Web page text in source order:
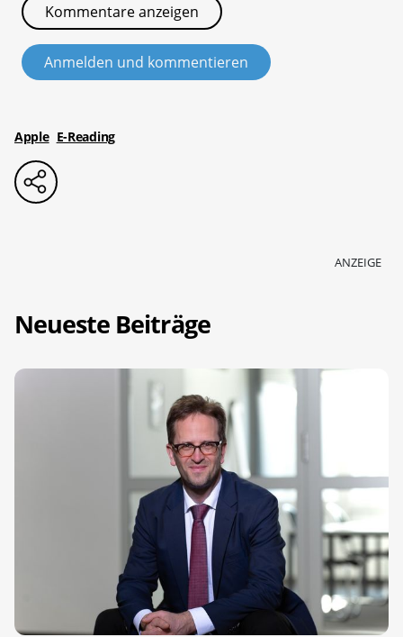
Kommentare anzeigen
Anmelden und kommentieren
Apple E-Reading
ANZEIGE
Neueste Beiträge